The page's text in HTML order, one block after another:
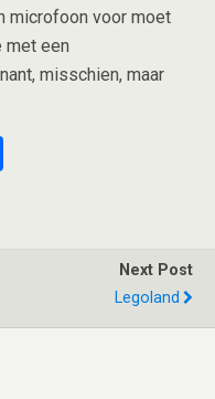
microfoon voor moet
met een
misschien, maar
Next Post
Legoland